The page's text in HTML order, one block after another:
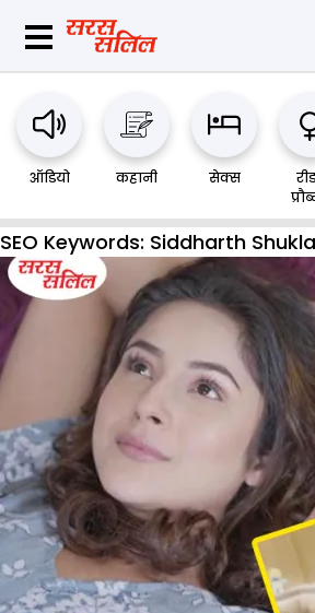
ऑडियो कहानी सेक्स
SEO Keywords: Siddharth